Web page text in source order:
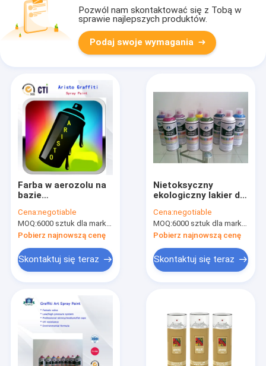
Pozwól nam skontaktować się z Tobą w
sprawie najlepszych produktów.
Podaj swoje wymagania
Farba w aerozolu na
bazie
farby na bazie wody z
tłustą / średnią /
chudą dyszą
Cena:negotiable
MOQ:6000 sztuk dla marki Aristo, 15000 sztuk dla marki klienta
Pobierz najnowszą cenę
Skontaktuj się teraz
Nietoksyczny
ekologiczny lakier do
do drewna / plastiku /
metalu
Cena:negotiable
MOQ:6000 sztuk dla marki Aristo, 15000 sztuk dla marki klienta
Pobierz najnowszą cenę
Skontaktuj się teraz